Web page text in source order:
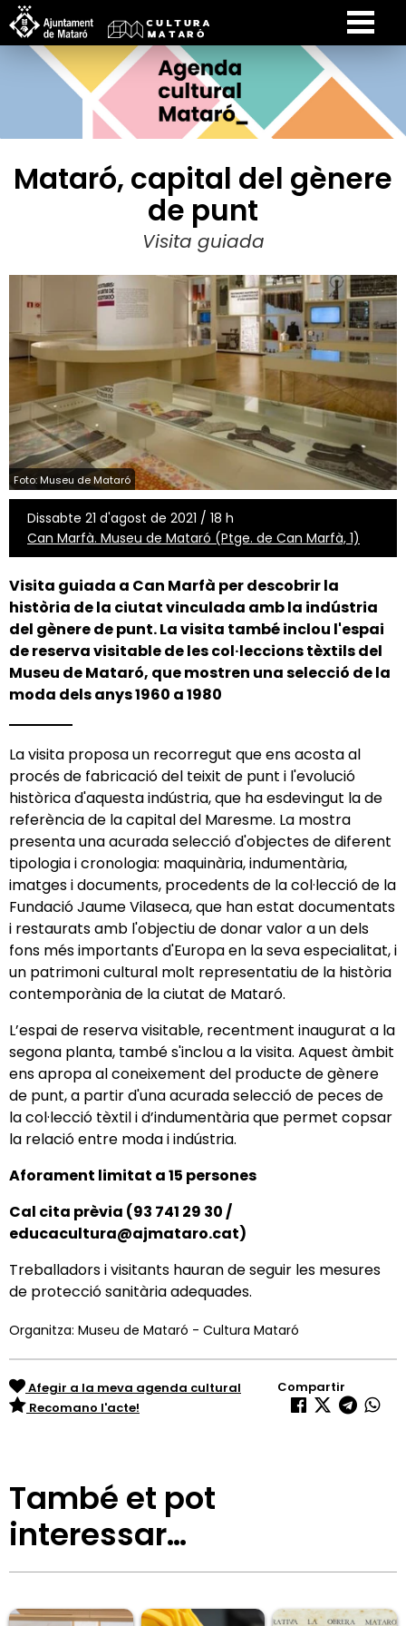
Mataró, capital del gènere
de punt
Visita guiada
Foto: Museu de Mataró
Dissabte 21 d'agost de 2021 / 18 h
Can Marfà. Museu de Mataró (Ptge. de Can Marfà, 1)
Visita guiada a Can Marfà per descobrir la
història de la ciutat vinculada amb la indústria
del gènere de punt. La visita també inclou l'espai
de reserva visitable de les col·leccions tèxtils del
Museu de Mataró, que mostren una selecció de la
moda dels anys 1960 a 1980
La visita proposa un recorregut que ens acosta al
procés de fabricació del teixit de punt i l'evolució
històrica d'aquesta indústria, que ha esdevingut la de
referència de la capital del Maresme. La mostra
presenta una acurada selecció d'objectes de diferent
tipologia i cronologia: maquinària, indumentària,
imatges i documents, procedents de la col·lecció de la
Fundació Jaume Vilaseca, que han estat documentats
i restaurats amb l'objectiu de donar valor a un dels
fons més importants d'Europa en la seva especialitat, i
un patrimoni cultural molt representatiu de la història
contemporània de la ciutat de Mataró.
L’espai de reserva visitable, recentment inaugurat a la
segona planta, també s'inclou a la visita. Aquest àmbit
ens apropa al coneixement del producte de gènere
de punt, a partir d'una acurada selecció de peces de
la col·lecció tèxtil i d’indumentària que permet copsar
la relació entre moda i indústria.
Aforament limitat a 15 persones
Cal cita prèvia (93 741 29 30 /
educacultura@ajmataro.cat)
Treballadors i visitants hauran de seguir les mesures
de protecció sanitària adequades.
Organitza: Museu de Mataró - Cultura Mataró
Afegir a la meva agenda cultural
Recomano l'acte!
Compartir
També et pot
interessar…